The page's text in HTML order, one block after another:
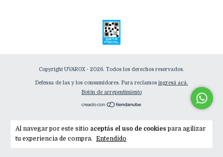
Al navegar por este sitio aceptás el uso de cookies para agilizar
tu experiencia de compra. Entendido
Copyright UVAROX - 2026. Todos los derechos reservados.
Defensa de las y los consumidores. Para reclamos ingresá acá.
Botón de arrepentimiento